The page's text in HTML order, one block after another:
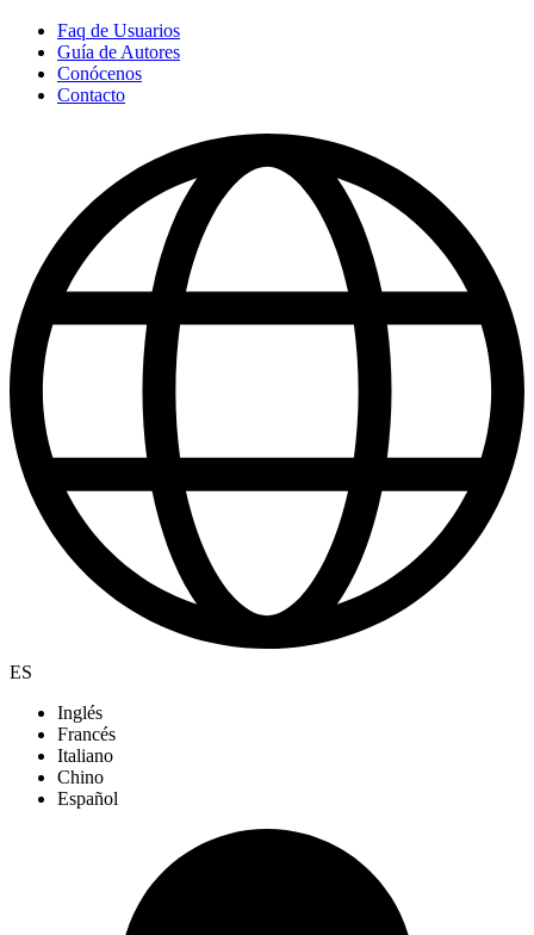
Faq de Usuarios
Guía de Autores
Conócenos
Contacto
ES
Inglés
Francés
Italiano
Chino
Español